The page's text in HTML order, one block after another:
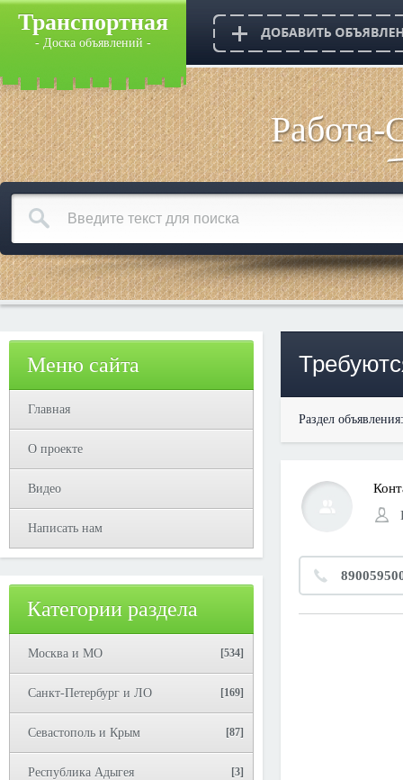
Транспортная
- Доска объявлений -
Меню сайта
Главная
О проекте
Видео
Написать нам
Категории раздела
Москва и МО [534]
Санкт-Петербург и ЛО [169]
Севастополь и Крым [87]
Республика Адыгея [3]
Раздел